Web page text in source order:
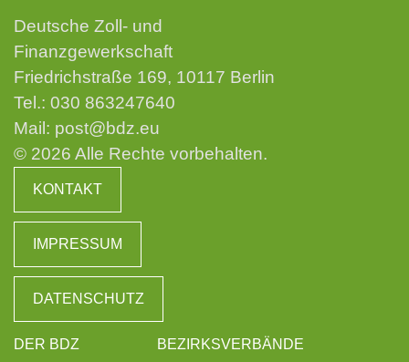
Deutsche Zoll- und
Finanzgewerkschaft
Friedrichstraße 169, 10117 Berlin
Tel.: 030 863247640
Mail: post@bdz.eu
© 2026 Alle Rechte vorbehalten.
KONTAKT
IMPRESSUM
DATENSCHUTZ
DER BDZ BEZIRKSVERBÄNDE